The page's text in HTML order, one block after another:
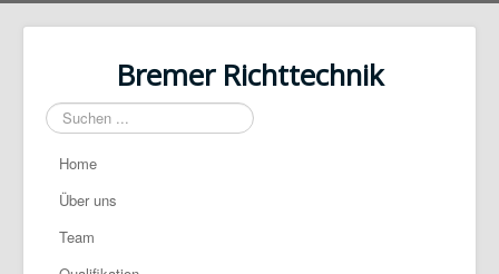
Bremer Richttechnik
Suchen
...
Home
Über uns
Team